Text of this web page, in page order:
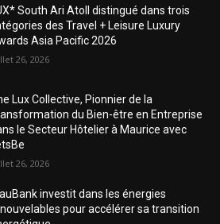
South Ari Atoll distingué dans trois
des Travel + Leisure Luxury
Asia Pacific 2026
26, 2026
Lux Collective, Pionnier de la
du Bien-être en Entreprise
le Secteur Hôtelier à Maurice avec
26, 2026
investit dans les énergies
pour accélérer sa transition